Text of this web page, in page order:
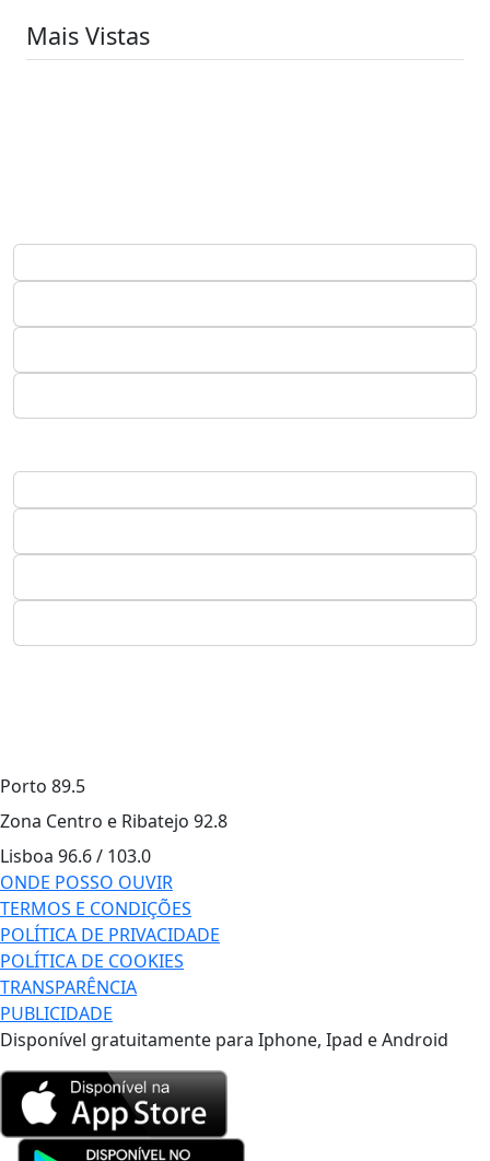
Mais Vistas
Porto 89.5
Zona Centro e Ribatejo 92.8
Lisboa 96.6 / 103.0
ONDE POSSO OUVIR
TERMOS E CONDIÇÕES
POLÍTICA DE PRIVACIDADE
POLÍTICA DE COOKIES
TRANSPARÊNCIA
PUBLICIDADE
Disponível gratuitamente para Iphone, Ipad e Android